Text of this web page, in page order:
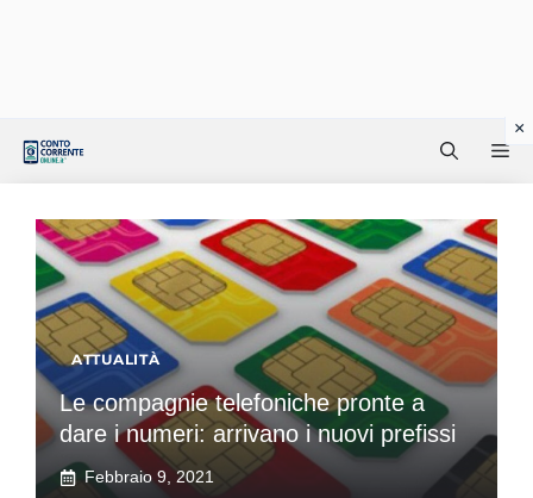
ATTUALITÀ
Le compagnie telefoniche pronte a
dare i numeri: arrivano i nuovi prefissi
Febbraio 9, 2021